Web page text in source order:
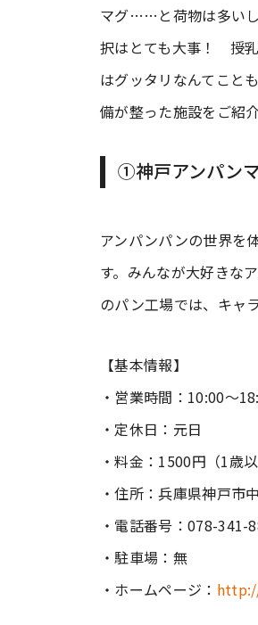
マグ……と荷物は多いし
択はとても大事！ 授
はグッタリなんてこと
備が整った施設をご紹介
①神戸アンパン
アンパンパンの世界を
す。みんなが大好きな
のパン工場では、キャ
【基本情報】
・営業時間：10:00～
・定休日：元日
・料金：1500円（1歳
・住所：兵庫県神戸市
・電話番号：078-341-
・駐車場：無
・ホームページ：